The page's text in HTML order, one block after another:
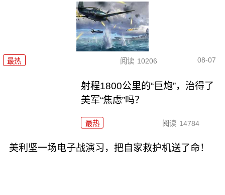
最热 阅读 10206 08-07
射程1800公里的“巨炮”，治得了
美军“焦虑”吗？
最热 阅读 14784
美利坚一场电子战演习，把自家救护机送了命！